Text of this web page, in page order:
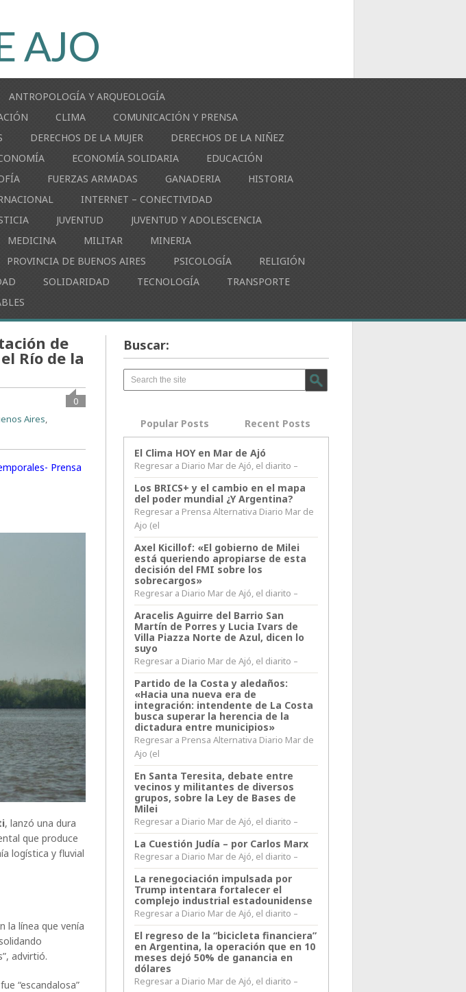
ANTROPOLOGÍA Y ARQUEOLOGÍA
CLIMA
COMUNICACIÓN Y PRENSA
DERECHOS DE LA MUJER
DERECHOS DE LA NIÑEZ
ECONOMÍA SOLIDARIA
EDUCACIÓN
FUERZAS ARMADAS GANADERIA
HISTORIA
INTERNET – CONECTIVIDAD
JUVENTUD
JUVENTUD Y ADOLESCENCIA
MEDICINA MILITAR
MINERIA
PROVINCIA DE BUENOS AIRES PSICOLOGÍA
RELIGIÓN
SOLIDARIDAD TECNOLOGÍA
TRANSPORTE
de
Río de la
0
Aires,
Prensa
, lanzó una dura
que produce
logística y fluvial
la línea que venía
advirtió.
“escandalosa”
Buscar:
Popular Posts Recent Posts
El Clima HOY en Mar de Ajó
Regresar a Diario Mar de Ajó, el diarito –
Los BRICS+ y el cambio en el mapa
del poder mundial ¿Y Argentina?
Regresar a Prensa Alternativa Diario Mar de
Ajo (el
Axel Kicillof: «El gobierno de Milei
está queriendo apropiarse de esta
decisión del FMI sobre los
sobrecargos»
Regresar a Diario Mar de Ajó, el diarito –
Aracelis Aguirre del Barrio San
Martín de Porres y Lucia Ivars de
Villa Piazza Norte de Azul, dicen lo
suyo
Regresar a Diario Mar de Ajó, el diarito –
Partido de la Costa y aledaños:
«Hacia una nueva era de
integración: intendente de La Costa
busca superar la herencia de la
dictadura entre municipios»
Regresar a Prensa Alternativa Diario Mar de
Ajo (el
En Santa Teresita, debate entre
vecinos y militantes de diversos
grupos, sobre la Ley de Bases de
Milei
Regresar a Diario Mar de Ajó, el diarito –
La Cuestión Judía – por Carlos Marx
Regresar a Diario Mar de Ajó, el diarito –
La renegociación impulsada por
Trump intentara fortalecer el
complejo industrial estadounidense
Regresar a Diario Mar de Ajó, el diarito –
El regreso de la “bicicleta financiera”
en Argentina, la operación que en 10
meses dejó 50% de ganancia en
dólares
Regresar a Diario Mar de Ajó, el diarito –